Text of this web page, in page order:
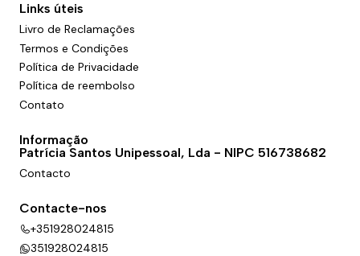
Links úteis
Livro de Reclamações
Termos e Condições
Política de Privacidade
Política de reembolso
Contato
Informação
Patrícia Santos Unipessoal, Lda - NIPC 516738682
Contacto
Contacte-nos
+351928024815
351928024815